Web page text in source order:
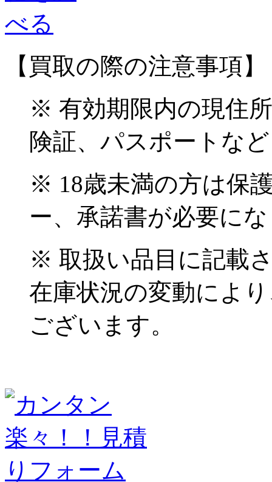
【買取の際の注意事項】
※ 有効期限内の現住
険証、パスポートな
※ 18歳未満の方は保
ー、承諾書が必要に
※ 取扱い品目に記載
在庫状況の変動によ
ございます。